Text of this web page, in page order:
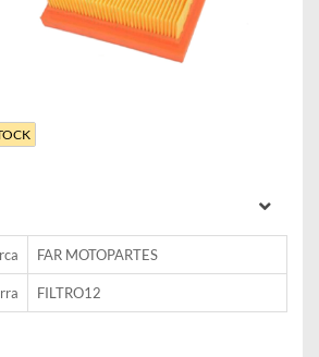
FAR MOTOPARTES
FILTRO12